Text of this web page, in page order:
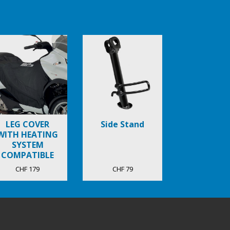
LEG COVER
HEATING
SYSTEM
COMPATIBLE
CHF 179
Side Stand
CHF 79